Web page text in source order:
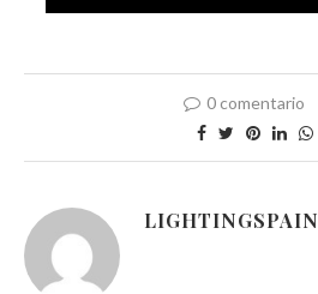
0 comentario
LIGHTINGSPAIN